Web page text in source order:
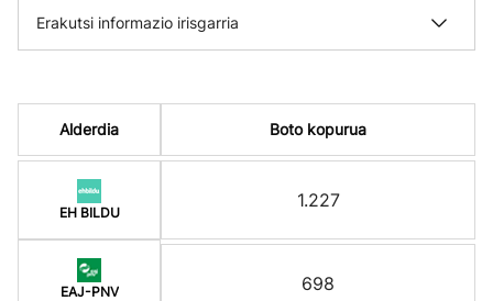
Erakutsi informazio irisgarria
Alderdia
EH BILDU
EAJ-PNV
Boto kopurua
1.227
698